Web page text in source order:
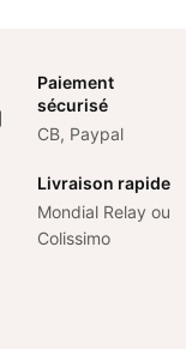
Paiement
sécurisé
CB, Paypal
Livraison rapide
Mondial Relay ou
Colissimo